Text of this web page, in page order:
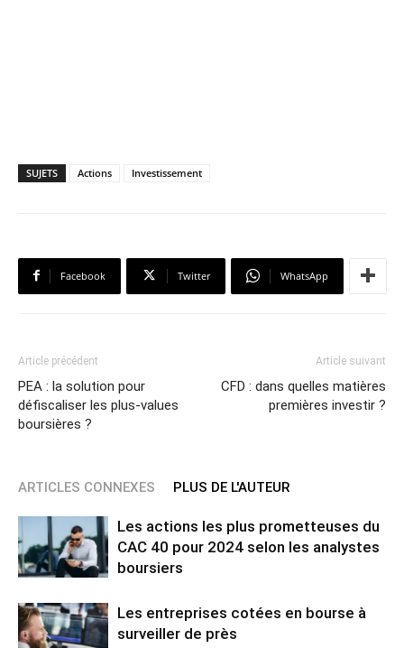
SUJETS Actions Investissement
Facebook Twitter WhatsApp
Article précédent
PEA : la solution pour
défiscaliser les plus-values
boursières ?
Article suivant
CFD : dans quelles matières
premières investir ?
ARTICLES CONNEXES PLUS DE L'AUTEUR
Les actions les plus prometteuses du
CAC 40 pour 2024 selon les analystes
boursiers
Les entreprises cotées en bourse à
surveiller de près